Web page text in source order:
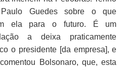
Guedes sobre o que
ela para o futuro. É um
a deixa praticamente
o presidente [da empresa], e
Bolsonaro, que, esta